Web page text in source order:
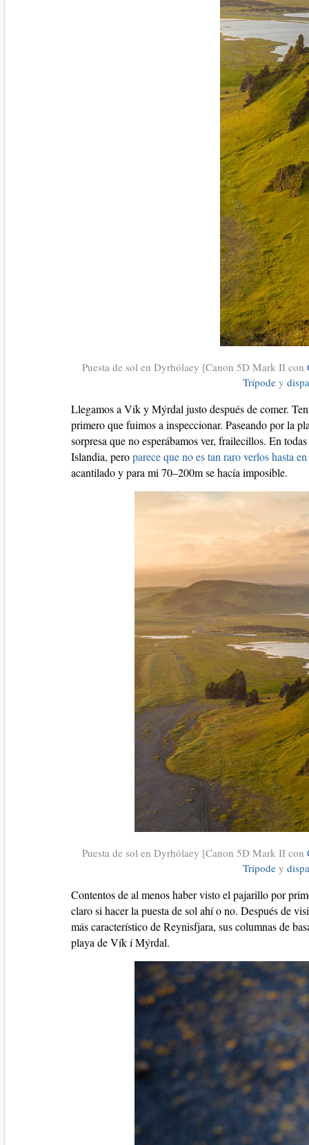
Puesta de sol en Dyrhólaey [Canon 5D Mark II con
Trípode y
Llegamos a Vík y Mýrdal justo después de comer.
primero que fuimos a inspeccionar. Paseando por la
sorpresa que no esperábamos ver, frailecillos. En
Islandia, peroparece que no es tan raro verlos hasta
acantilado y para mi 70–200m se hacía imposible.
Puesta de sol en Dyrhólaey [Canon 5D Mark II con
Trípode y
Contentos de al menos haber visto el pajarillo por
claro si hacer la puesta de sol ahí o no. Después de
más característico de Reynisfjara, sus columnas de
playa de Vík í Mýrdal.